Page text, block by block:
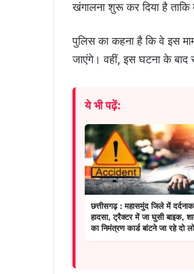
खंगालना शुरू कर दिया है
पुलिस का कहना है कि वे इस
जाएंगे। वहीं, इस घटना के बाद
ये भी पढ़ें:
छत्तीसगढ़ : महासमुंद जिले में दर्दनाक
हादसा, ट्रैक्टर में जा घुसी बाइक,
का निमंत्रण कार्ड बांटने जा रहे दो